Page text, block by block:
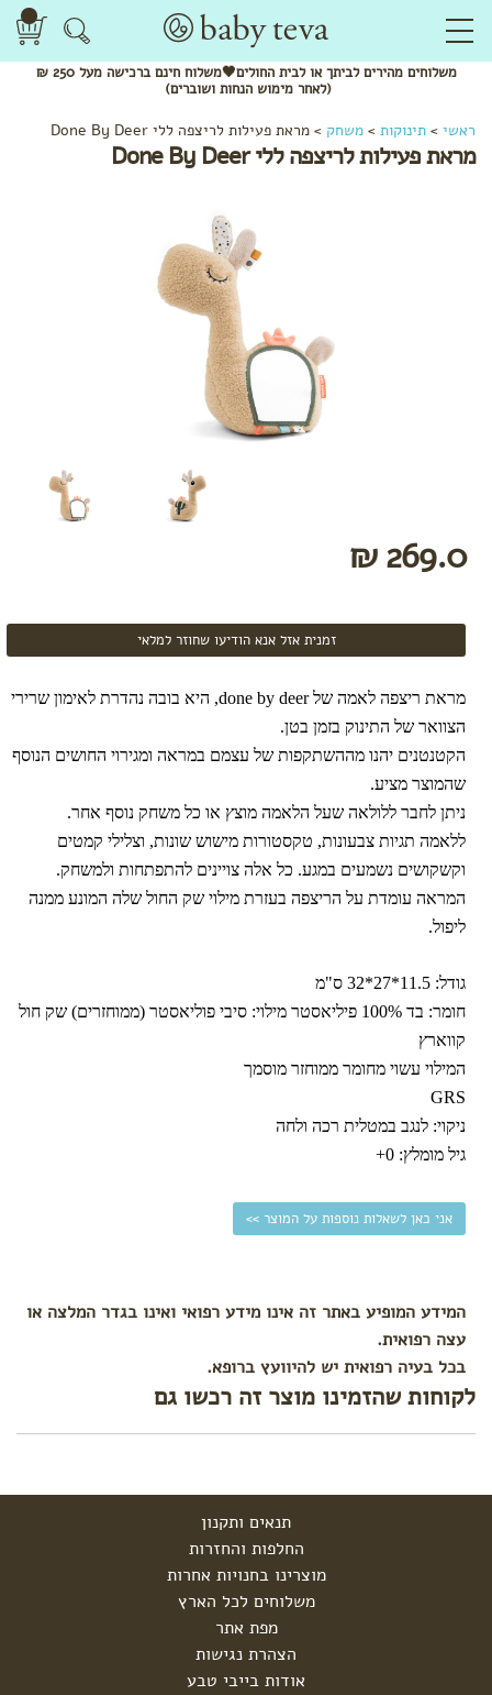
משלוחיםמהיריםלביתך או לבית החולים🖤משלוחחינם
ברכישה מעל 250 ₪
(לאחר מימוש הנחות ושוברים)
טקסטיל
לפי
שינה
לטיול
בגדי
ים
חיתולים
רב
פעמיים
חיתולי
תיקי
לפי צורך
הקלת
גזים
בקיעת
שיניים
עקיצות
טיפול
עור
ראשי > תינוקות > משחק > מראת פעילות לריצפה ללי Done By Deer
מראת פעילות לריצפה ללי Done By Deer
269.0 ₪
זמנית אזל אנא הודיעו שחוזר למלאי
מראת ריצפה לאמה של done by deer, היא בובה נהדרת לאימון שרירי
הצוואר של התינוק בזמן בטן.
הקטנטנים יהנו מההשתקפות של עצמם במראה ומגירוי החושים הנוסף
שהמוצר מציע.
ניתן לחבר ללולאה שעל הלאמה מוצץ או כל משחק נוסף אחר.
ללאמה תגיות צבעונות, טקסטורות מישוש שונות, וצלילי קמטים
וקשקושים נשמעים במגע. כל אלה צויינים להתפתחות ולמשחק.
המראה עומדת על הריצפה בעזרת מילוי שק החול שלה המונע ממנה
ליפול.
גודל: 11.5*27*32 ס"מ
חומר: בד 100% פיליאסטר מילוי: סיבי פוליאסטר (ממוחזרים) שק חול
קווארץ
המילוי עשוי מחומר ממוחזר מוסמך
GRS
ניקוי: לנגב במטלית רכה ולחה
גיל מומלץ: 0+
אני כאן לשאלות נוספות על המוצר >>
המידע המופיע באתר זה אינו מידע רפואי ואינו בגדר המלצה או
עצה רפואית.
בכל בעיה רפואית יש להיוועץ ברופא.
לקוחות שהזמינו מוצר זה רכשו גם
תנאים ותקנון
החלפות והחזרות
מוצרינו בחנויות אחרות
משלוחים לכל הארץ
מפת אתר
הצהרת נגישות
אודות בייבי טבע